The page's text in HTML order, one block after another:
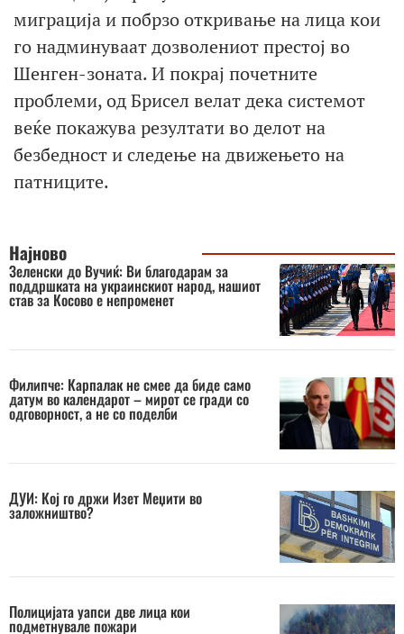
миграција и побрзо откривање на лица кои
го надминуваат дозволениот престој во
Шенген-зоната. И покрај почетните
проблеми, од Брисел велат дека системот
веќе покажува резултати во делот на
безбедност и следење на движењето на
патниците.
Најново
Зеленски до Вучиќ: Ви благодарам за
поддршката на украинскиот народ, нашиот
став за Косово е непроменет
Филипче: Карпалак не смее да биде само
датум во календарот – мирот се гради со
одговорност, а не со поделби
ДУИ: Кој го држи Изет Меџити во
заложништво?
Полицијата уапси две лица кои
подметнувале пожари